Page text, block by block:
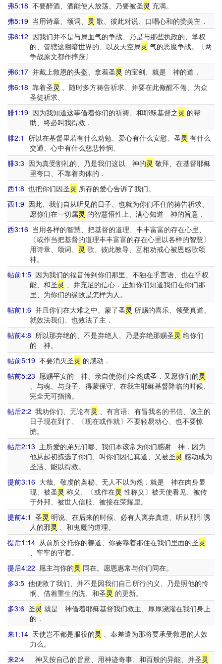
弗5:18 不要醉酒、酒能使人放荡、乃要被圣灵 充满。
弗5:19 当用诗章、颂词、 灵 歌、彼此对说、口唱心和的赞美主．
弗6:12 因我们并不是与属血气的争战、乃是与那些执政的、掌权
的、管辖这幽暗世界的、以及天空属灵 气的恶魔争战。〔两
争战原文都作摔跤〕
弗6:17 并戴上救恩的头盔、拿着圣灵 的宝剑、就是 神的道．
弗6:18 靠着圣灵 、随时多方祷告祈求、并要在此儆醒不倦、为众
圣徒祈求、
腓1:19 因为我知道这事借着你们的祈祷、和耶稣基督之 灵 的帮
助、终必叫我得救．
腓2:1 所以在基督里若有什么劝勉、爱心有什么安慰、圣灵 有什么
交通、心中有什么慈悲怜悯、
腓3:3 因为真受割礼的、乃是我们这以 神的灵 敬拜、在基督耶稣
里夸口、不靠着肉体的．
西1:8 也把你们因圣灵 所存的爱心告诉了我们。
西1:9 因此、我们自从听见的日子、也就为你们不住的祷告祈求、
愿你们在一切属灵 的智慧悟性上、满心知道 神的旨意．
西3:16 当用各样的智慧、把基督的道理、丰丰富富的存在心里、
〔或作当把基督的道理丰丰富富的存在心里以各样的智慧〕
用诗章、颂词、
灵 歌、彼此教导、互相劝戒心被恩感歌颂
神。
帖前1:5 因为我们的福音传到你们那里、不独在乎言语、也在乎权
能、和圣灵 、并充足的信心．正如你们知道我们在你们那
里、为你们的缘故是怎样为人。
帖前1:6 并且你们在大难之中、蒙了圣灵 所赐的喜乐、领受真道、
就效法我们、也效法了主．
帖前4:8 所以那弃绝的、不是弃绝人、乃是弃绝那赐圣灵 给你们
的 神。
帖前5:19 不要消灭圣灵 的感动．
帖前5:23 愿赐平安的 神、亲自使你们全然成圣．又愿你们的灵
、与魂、与身子、得蒙保守、在我主耶稣基督降临的时候、
完全无可指摘。
帖后2:2 我劝你们、无论有灵 、有言语、有冒我名的书信、说主的
日子现在到了、〔现在或作就〕不要轻易动心、也不要惊
慌。
帖后2:13 主所爱的弟兄们哪、我们本该常为你们感谢 神．因为
他从起初拣选了你们、叫你们因信真道、又被圣灵 感动成为
圣洁、能以得救。
提前3:16 大哉、敬虔的奥秘、无人不以为然．就是 神在肉身显
现、被圣灵 称义、〔或作在灵 性称义〕被天使看见、被传
于外邦、被世人信服、被接在荣耀里。
提前4:1 圣灵 明说、在后来的时候、必有人离弃真道、听从那引诱
人的邪灵 、和鬼魔的道理。
提后1:14 从前所交托你的善道、你要靠着那住在我们里面的圣灵
、牢牢的守着。
提后4:22 愿主与你的灵 同在。愿恩惠常与你们同在。
多3:5 他便救了我们、并不是因我们自己所行的义、乃是照他的怜
悯、借着重生的洗、和圣灵 的更新。
多3:6 圣灵 就是 神借着耶稣基督我们救主、厚厚浇灌在我们身上
的．
来1:14 天使岂不都是服役的灵 、奉差遣为那将要承受救恩的人效
力么。
来2:4 神又按自己的旨意、用神迹奇事、和百般的异能、并圣灵